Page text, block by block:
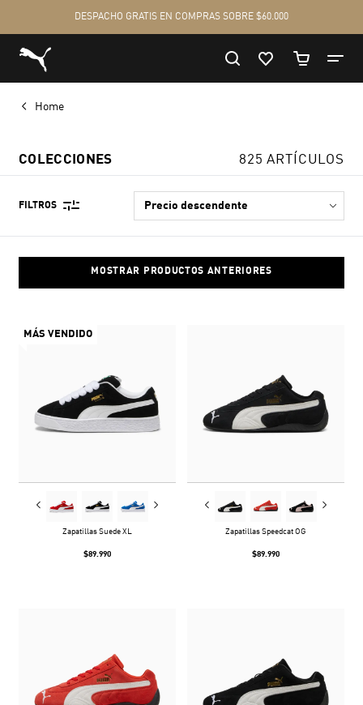
Home
COLECCIONES 825 ARTÍCULOS
FILTROS
MOSTRAR PRODUCTOS ANTERIORES
MÁS VENDIDO
Zapatillas Suede XL
$89.990
Zapatillas Speedcat OG
$89.990